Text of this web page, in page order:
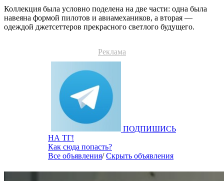
Коллекция была условно поделена на две части: одна была
навеяна формой пилотов и авиамехаников, а вторая —
одеждой джетсеттеров прекрасного светлого будущего.
Реклама
ПОДПИШИСЬ
НА ТГ!
Как сюда попасть?
Все объявления/Скрыть объявления